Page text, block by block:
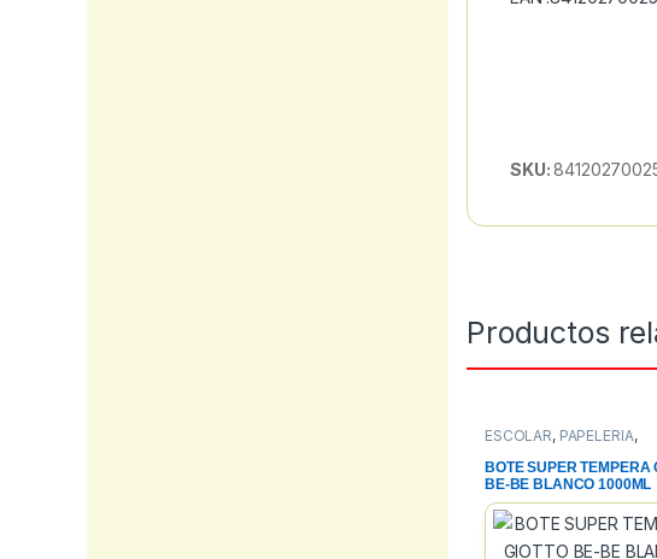
SKU:
Productos
ESCOLAR, PAPELERIA,
BOTE SUPER TEMPERA
BE-BE BLANCO 1000ML